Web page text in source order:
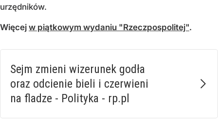
urzędników.
Więcej w piątkowym wydaniu "Rzeczpospolitej".
Sejm zmieni wizerunek godła
oraz odcienie bieli i czerwieni
na fladze - Polityka - rp.pl